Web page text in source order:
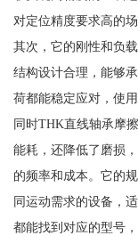
对定位精度要求高的场
其次，它的刚性和负
结构设计合理，能够
荷都能稳定应对，使
同时THK直线轴承摩
能耗，还降低了磨损
的频率和成本。它的
同运动需求的设备，
都能找到对应的型号